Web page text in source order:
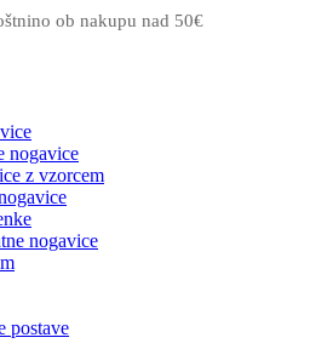
ob nakupu nad 50€
nogavice
z vzorcem
nogavice
postave